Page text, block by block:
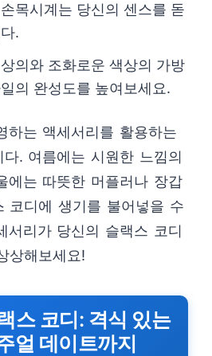
목시계는 당신의 센스를 돋
.
의와 조화로운 색상의 가방
의 완성도를 높여보세요.
하는 액세서리를 활용하는
. 여름에는 시원한 느낌의
에는 따뜻한 머플러나 장갑
코디에 생기를 불어넣을 수
서리가 당신의 슬랙스 코디
상해보세요!
스 코디: 격식 있는
얼 데이트까지